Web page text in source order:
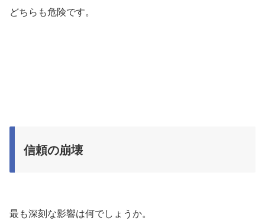
どちらも危険です。
信頼の崩壊
最も深刻な影響は何でしょうか。